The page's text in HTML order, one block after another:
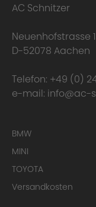
the complete
AC Schnitzer
Neuenhofstrasse
D-52078 Aachen
Telefon: +49 (0)
e-mail: info@ac-
BMW
MINI
TOYOTA
Versandkosten